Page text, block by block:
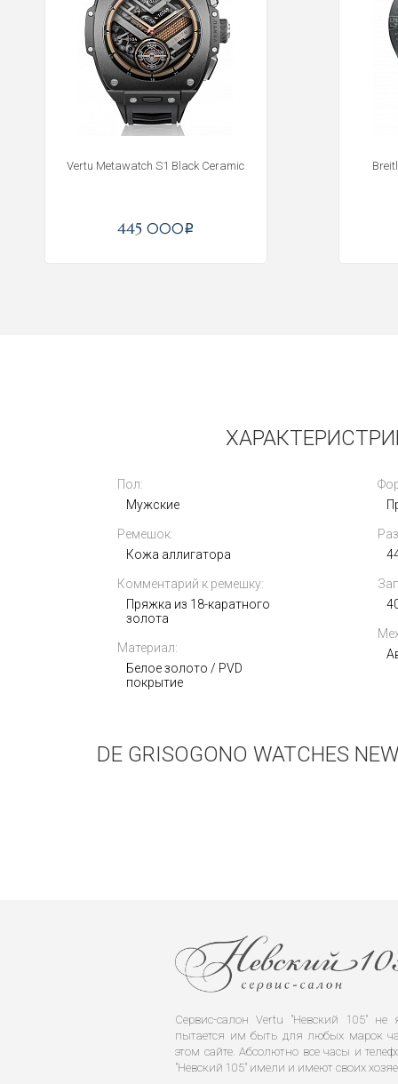
Vertu Metawatch S1 Black Ceramic
445 000i
Rolex Oyster Perpetual 41mm 124300-
0005
1 054 000 i
Пол:
Мужские
Ремешок:
Кожа аллигатора
Комментарий к ремешку:
Пряжка из 18-каратного
золота
Материал:
Белое золото / PVD
покрытие
DE GRISOGONO WATCHES
Сервис-салон Vertu "Невский 105"
пытается им быть для любых марок
этом сайте. Абсолютно все часы и
"Невский 105" имели и имеют своих